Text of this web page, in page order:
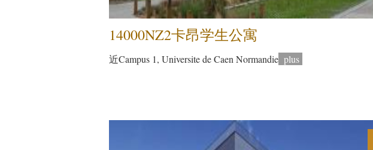
14000NZ2卡昂学生公寓
近Campus 1, Universite de Caen Normandie plus